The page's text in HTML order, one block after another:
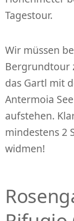
Tagestour.
Wir müssen
Bergrundtour
das Gartl mit
Antermoia
aufstehen.
mindestens 2
widmen!